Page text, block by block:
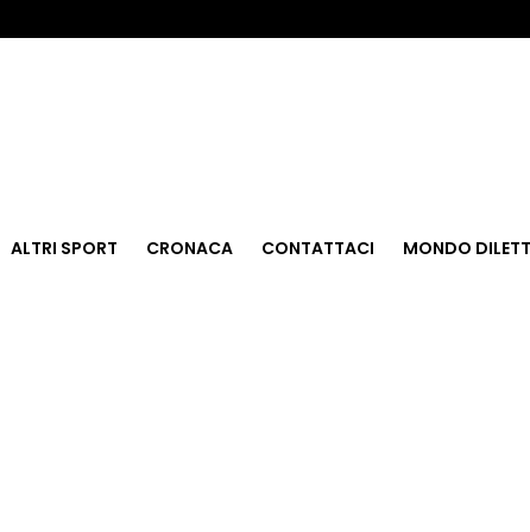
ALTRI SPORT CRONACA CONTATTACI MONDO